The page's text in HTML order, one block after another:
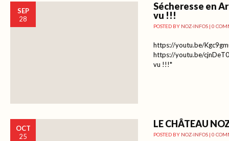
SEP
28
Sécheresse en
vu !!!
POSTED BY NOZ-INFOS | 0
https://youtu.be/
https://youtu.be/
vu !!!*
OCT
25
LE CHÂTEAU
POSTED BY NOZ-INFOS | 0